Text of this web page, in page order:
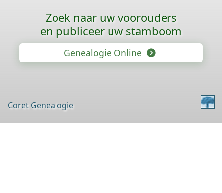
Zoek naar uw voorouders
en publiceer uw stamboom
Genealogie Online
Coret Genealogie